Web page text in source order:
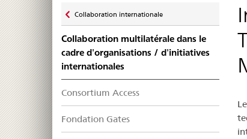
zu
Collaboration internationale
Collaboration multilatérale dans le
cadre d'organisations / d'initiatives
internationales
Consortium Access
Fondation Gates